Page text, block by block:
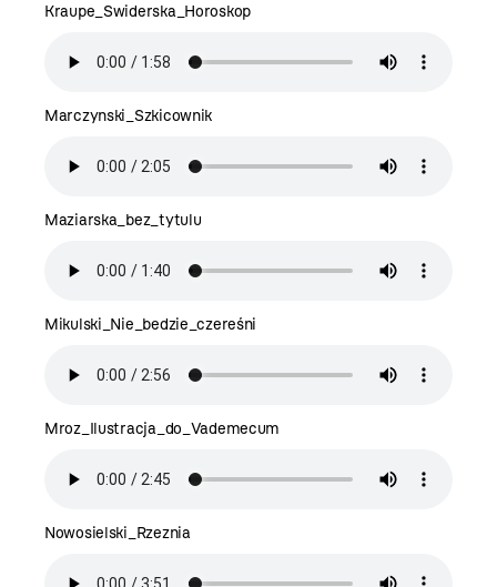
Kraupe_Swiderska_Horoskop
Marczynski_Szkicownik
Maziarska_bez_tytulu
Mikulski_Nie_bedzie_czereśni
Mroz_Ilustracja_do_Vademecum
Nowosielski_Rzeznia